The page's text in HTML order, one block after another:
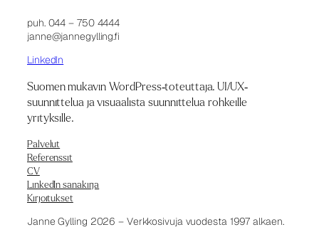
puh. 044 – 750 4444
janne@jannegylling.fi
LinkedIn
Suomen mukavin WordPress-toteuttaja. UI/UX-
suunnittelua ja visuaalista suunnittelua rohkeille
yrityksille.
Palvelut
Referenssit
CV
LinkedIn sanakirja
Kirjoitukset
Janne Gylling 2026 – Verkkosivuja vuodesta 1997 alkaen.